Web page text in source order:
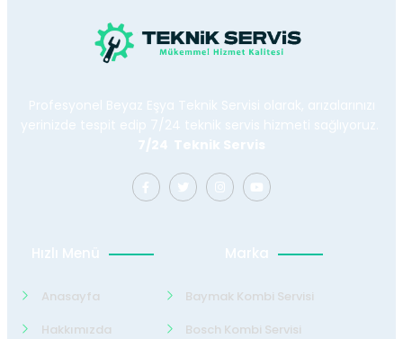
Profesyonel Beyaz Eşya Teknik Servisi olarak, arızalarınızı
yerinizde tespit edip 7/24 teknik servis hizmeti sağlıyoruz.
7/24 Teknik Servis
Hızlı Menü
Anasayfa
Hakkımızda
Marka
Baymak Kombi Servisi
Bosch Kombi Servisi